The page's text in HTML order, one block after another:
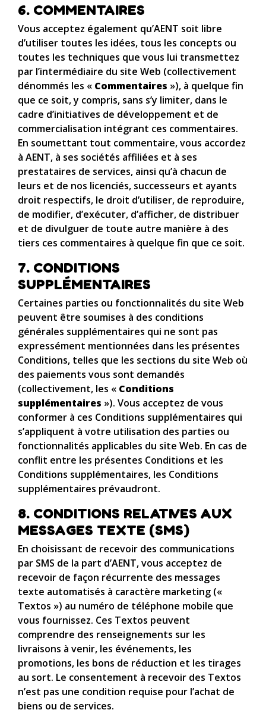
6. COMMENTAIRES
Vous acceptez également qu’AENT soit libre
d’utiliser toutes les idées, tous les concepts ou
toutes les techniques que vous lui transmettez
par l’intermédiaire du site Web (collectivement
dénommés les « Commentaires »), à quelque fin
que ce soit, y compris, sans s’y limiter, dans le
cadre d’initiatives de développement et de
commercialisation intégrant ces commentaires.
En soumettant tout commentaire, vous accordez
à AENT, à ses sociétés affiliées et à ses
prestataires de services, ainsi qu’à chacun de
leurs et de nos licenciés, successeurs et ayants
droit respectifs, le droit d’utiliser, de reproduire,
de modifier, d’exécuter, d’afficher, de distribuer
et de divulguer de toute autre manière à des
tiers ces commentaires à quelque fin que ce soit.
7. CONDITIONS
SUPPLÉMENTAIRES
Certaines parties ou fonctionnalités du site Web
peuvent être soumises à des conditions
générales supplémentaires qui ne sont pas
expressément mentionnées dans les présentes
Conditions, telles que les sections du site Web où
des paiements vous sont demandés
(collectivement, les « Conditions
supplémentaires »). Vous acceptez de vous
conformer à ces Conditions supplémentaires qui
s’appliquent à votre utilisation des parties ou
fonctionnalités applicables du site Web. En cas de
conflit entre les présentes Conditions et les
Conditions supplémentaires, les Conditions
supplémentaires prévaudront.
8. CONDITIONS RELATIVES AUX
MESSAGES TEXTE (SMS)
En choisissant de recevoir des communications
par SMS de la part d’AENT, vous acceptez de
recevoir de façon récurrente des messages
texte automatisés à caractère marketing («
Textos ») au numéro de téléphone mobile que
vous fournissez. Ces Textos peuvent
comprendre des renseignements sur les
livraisons à venir, les événements, les
promotions, les bons de réduction et les tirages
au sort. Le consentement à recevoir des Textos
n’est pas une condition requise pour l’achat de
biens ou de services.